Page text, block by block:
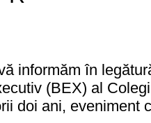
informăm în
(BEX) al
doi ani, eveniment